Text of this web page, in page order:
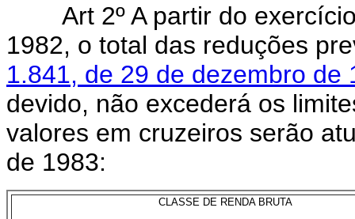
Art 2º A partir do
1982, o total das reduções
1.841, de 29 de dezembro de
devido, não excederá os
valores em cruzeiros serão
de 1983:
CLASSE DE RENDA BRUTA